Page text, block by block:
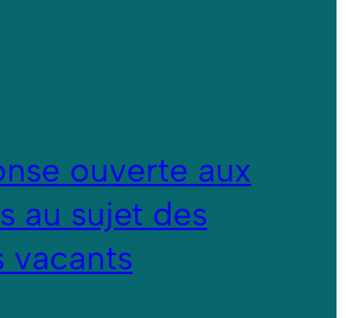
ouverte aux
au sujet des
vacants